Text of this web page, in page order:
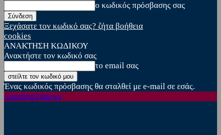
ο κωδικός πρόσβασης σας
Ξεχάσατε τον κωδικό σας? ζήτα βοήθεια
cookies
ΑΝΑΚΤΗΣΗ ΚΩΔΙΚΟΥ
Ανακτήστε τον κωδικό σας
το email σας
Ένας κωδικός πρόσβασης θα σταλθεί με e-mail σε εσάς.
sporting24news